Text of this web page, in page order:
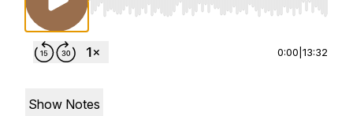
Use Left/Right to seek, Home/End to jump
0:00 13:32
Show Notes